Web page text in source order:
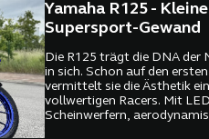
Motorrad mit Charakter.
Yamaha R125 -
Supersport-Gewand
Die R125 trägt die DNA der
in sich. Schon auf den
vermittelt sie die Ästhetik
vollwertigen Racers. Mit
Scheinwerfern,
modellierter Verkleidung